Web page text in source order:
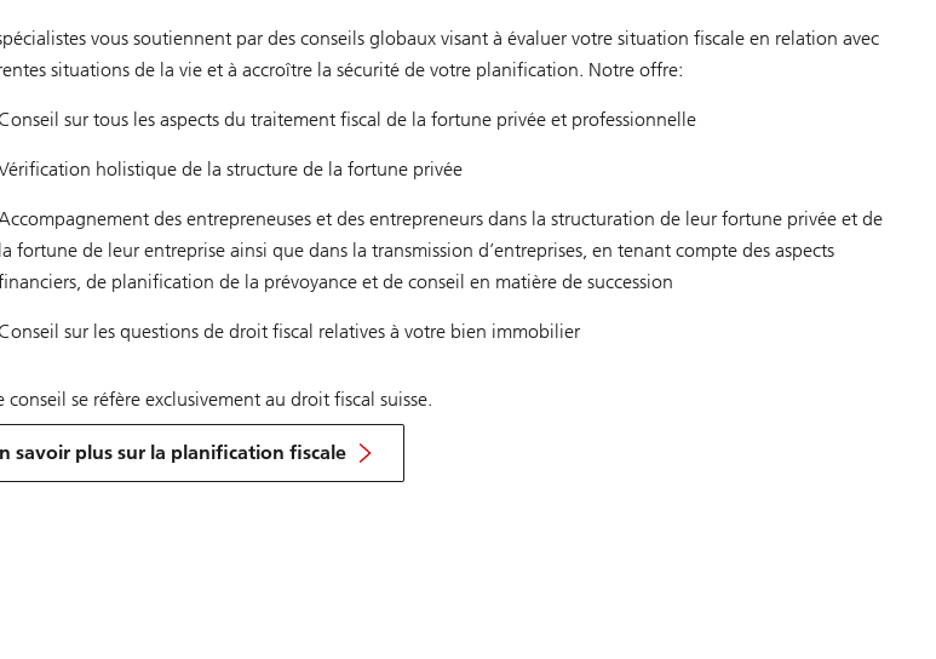
vous soutiennent par des conseils globaux visant à évaluer votre situation fiscale en relation avec
situations de la vie et à accroître la sécurité de votre planification. Notre offre:
Conseil sur tous les aspects du traitement fiscal de la fortune privée et professionnelle
holistique de la structure de la fortune privée
des entrepreneuses et des entrepreneurs dans la structuration de leur fortune privée et de
la fortune de leur entreprise ainsi que dans la transmission d’entreprises, en tenant compte des aspects
de planification de la prévoyance et de conseil en matière de succession
Conseil sur les questions de droit fiscal relatives à votre bien immobilier
conseil se réfère exclusivement au droit fiscal suisse.
savoir plus sur la planification fiscale